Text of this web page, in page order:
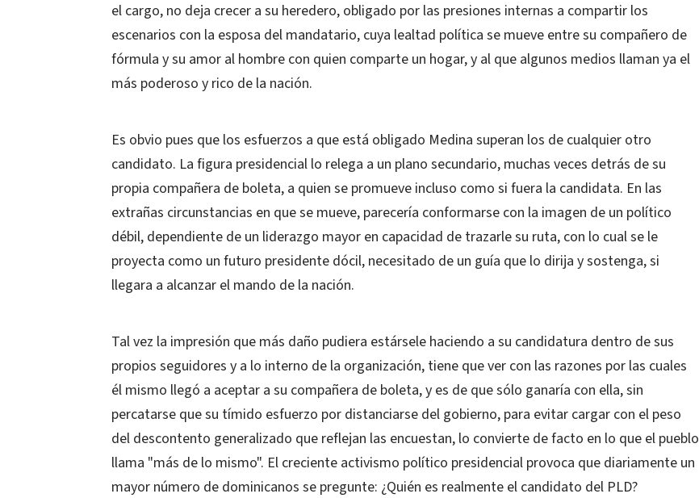
el cargo, no deja crecer a su heredero, obligado por las presiones internas a compartir los
escenarios con la esposa del mandatario, cuya lealtad política se mueve entre su compañero de
fórmula y su amor al hombre con quien comparte un hogar, y al que algunos medios llaman ya el
más poderoso y rico de la nación.
Es obvio pues que los esfuerzos a que está obligado Medina superan los de cualquier otro
candidato. La figura presidencial lo relega a un plano secundario, muchas veces detrás de su
propia compañera de boleta, a quien se promueve incluso como si fuera la candidata. En las
extrañas circunstancias en que se mueve, parecería conformarse con la imagen de un político
débil, dependiente de un liderazgo mayor en capacidad de trazarle su ruta, con lo cual se le
proyecta como un futuro presidente dócil, necesitado de un guía que lo dirija y sostenga, si
llegara a alcanzar el mando de la nación.
Tal vez la impresión que más daño pudiera estársele haciendo a su candidatura dentro de sus
propios seguidores y a lo interno de la organización, tiene que ver con las razones por las cuales
él mismo llegó a aceptar a su compañera de boleta, y es de que sólo ganaría con ella, sin
percatarse que su tímido esfuerzo por distanciarse del gobierno, para evitar cargar con el peso
del descontento generalizado que reflejan las encuestan, lo convierte de facto en lo que el pueblo
llama "más de lo mismo". El creciente activismo político presidencial provoca que diariamente un
mayor número de dominicanos se pregunte: ¿Quién es realmente el candidato del PLD?